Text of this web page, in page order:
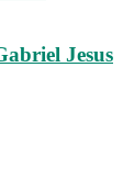
Jesus